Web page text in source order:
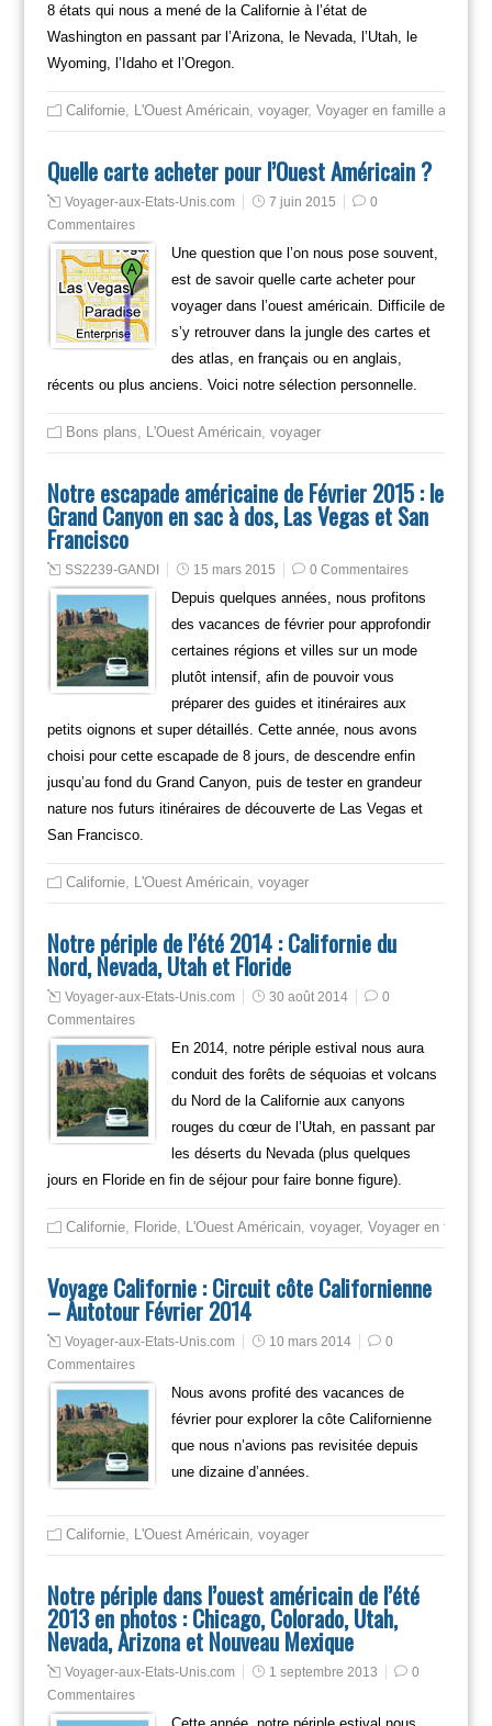
8 états qui nous a mené de la Californie à l’état de
Washington en passant par l’Arizona, le Nevada, l’Utah, le
Wyoming, l’Idaho et l’Oregon.
Californie, L'Ouest Américain, voyager, Voyager en famille aux usa
Quelle carte acheter pour l’Ouest Américain ?
Voyager-aux-Etats-Unis.com 7 juin 2015
0
Commentaires
Une question que l’on nous pose souvent,
est de savoir quelle carte acheter pour
voyager dans l’ouest américain. Difficile de
s’y retrouver dans la jungle des cartes et
des atlas, en français ou en anglais,
récents ou plus anciens. Voici notre sélection personnelle.
Bons plans L'Ouest Américain, voyager
Notre escapade américaine de Février 2015 : le
Grand Canyon en sac à dos, Las Vegas et San
Francisco
SS2239-GANDI 15 mars 2015 0 Commentaires
Depuis quelques années, nous profitons
des vacances de février pour approfondir
certaines régions et villes sur un mode
plutôt intensif, afin de pouvoir vous
préparer des guides et itinéraires aux
petits oignons et super détaillés. Cette année, nous avons
choisi pour cette escapade de 8 jours, de descendre enfin
jusqu’au fond du Grand Canyon, puis de tester en grandeur
nature nos futurs itinéraires de découverte de Las Vegas et
San Francisco.
Californie, L'Ouest Américain, voyager
Notre périple de l’été 2014 : Californie du
Nord, Nevada, Utah et Floride
Voyager-aux-Etats-Unis.com 30 août 2014
0
Commentaires
En 2014, notre périple estival nous aura
conduit des forêts de séquoias et volcans
du Nord de la Californie aux canyons
rouges du cœur de l’Utah, en passant par
les déserts du Nevada (plus quelques
jours en Floride en fin de séjour pour faire bonne figure).
Californie, Floride, L'Ouest Américain, voyager, Voyager en famille
Voyage Californie : Circuit côte Californienne
– Autotour Février 2014
Voyager-aux-Etats-Unis.com 10 mars 2014
0
Commentaires
Nous avons profité des vacances de
février pour explorer la côte Californienne
que nous n’avions pas revisitée depuis
une dizaine d’années.
Californie, L'Ouest Américain, voyager
Notre périple dans l’ouest américain de l’été
2013 en photos : Chicago, Colorado, Utah,
Nevada, Arizona et Nouveau Mexique
Voyager-aux-Etats-Unis.com 1 septembre 2013
0
Commentaires